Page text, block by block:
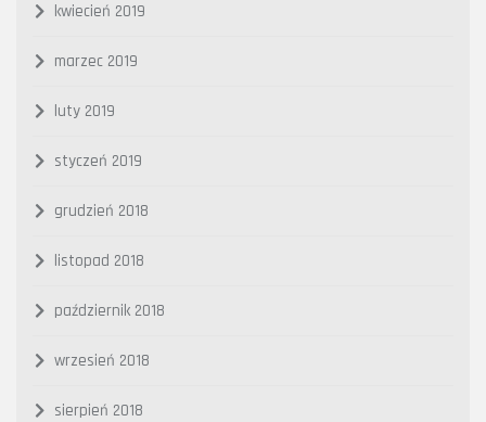
kwiecień 2019
marzec 2019
luty 2019
styczeń 2019
grudzień 2018
listopad 2018
październik 2018
wrzesień 2018
sierpień 2018